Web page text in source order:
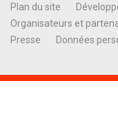
Plan du site
Organisateurs et
Presse
Données